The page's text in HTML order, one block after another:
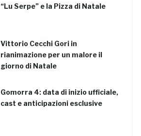
“Lu Serpe” e la Pizza di Natale
Vittorio Cecchi Gori in
rianimazione per un malore il
giorno di Natale
Gomorra 4: data di inizio ufficiale,
cast e anticipazioni esclusive